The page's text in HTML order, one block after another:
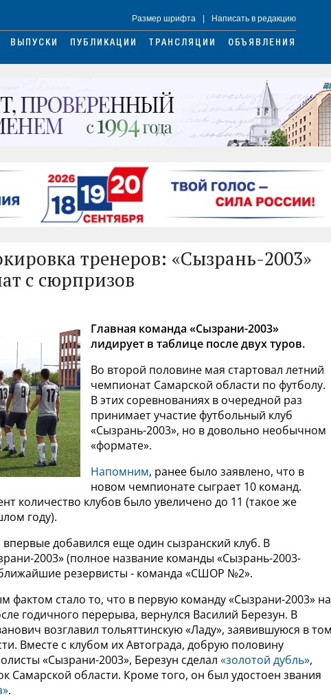
Размер шрифта Написать в редакцию
ВЫПУСКИ ПУБЛИКАЦИИ ТРАНСЛЯЦИИ ОБЪЯВЛЕНИЯ
тренеров: «Сызрань-2003»
с сюрпризов
Главная команда «Сызрани-2003»
лидирует в таблице после двух туров.
Во второй половине мая стартовал летний
чемпионат Самарской области по футболу.
В этих соревнованиях в очередной раз
принимает участие футбольный клуб
«Сызрань-2003», но в довольно необычном
«формате».
Напомним, ранее было заявлено, что в
новом чемпионате сыграет 10 команд.
количество клубов было увеличено до 11 (такое же
году).
добавился еще один сызранский клуб. В
2003» (полное название команды «Сызрань-2003-
резервисты - команда «СШОР №2».
фактом стало то, что в первую команду «Сызрани-2003» на
годичного перерыва, вернулся Василий Березун. В
возглавил тольяттинскую «Ладу», заявившуюся в том
Вместе с клубом их Автограда, добрую половину
«Сызрани-2003», Березун сделал «золотой дубль»,
Самарской области. Кроме того, он был удостоен звания
.